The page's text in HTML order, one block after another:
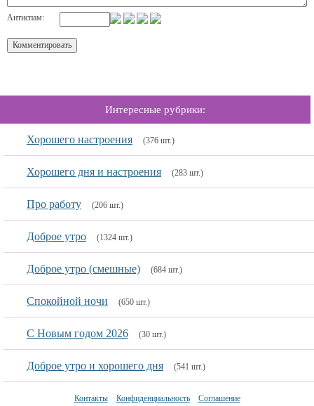
Антиспам:
Интересные рубрики:
Хорошего настроения (376 шт.)
Хорошего дня и настроения (283 шт.)
Про работу (206 шт.)
Доброе утро (1324 шт.)
Доброе утро (смешные) (684 шт.)
Спокойной ночи (650 шт.)
С Новым годом 2026 (30 шт.)
Доброе утро и хорошего дня (541 шт.)
Контакты Конфиденциальность Соглашение